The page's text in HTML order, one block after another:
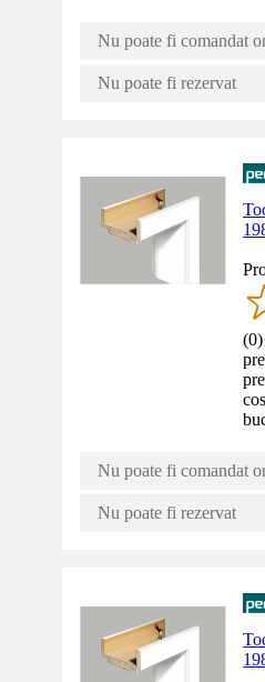
Nu poate fi comandat
Nu poate fi rezervat
(0)
Nu poate fi comandat
Nu poate fi rezervat